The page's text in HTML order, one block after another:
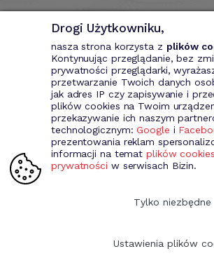
Bizin - System wspomagający
dokumentów przychodowych (faktury VAT,
MP, rachunki itd.). Rejestr kontrahentów
analizą, gospodarka magazynowa, środki
kosztów prowadzenia
Copyright 2009-2026 Bizin Sp.
Drogi Użytkowniku,
nasza strona korzysta z plików
Kontynuując przeglądanie, bez
prywatności przeglądarki,
przetwarzanie Twoich danych
jak adres IP czy zapisywanie i
plików cookies na Twoim
przekazywanie ich naszym
technologicznym:Google i
prezentowania reklam
informacji na tematplików cookies
prywatności w serwisach Bizin.
Tylko niezbędne
Ustawienia plików